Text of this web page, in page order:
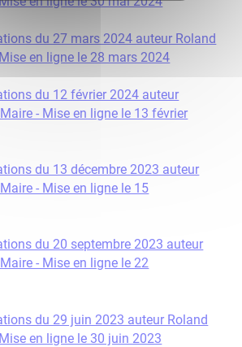
du 27 mars 2024 auteur Roland
en ligne le 28 mars 2024
du 12 février 2024 auteur
- Mise en ligne le 13 février
du 13 décembre 2023 auteur
- Mise en ligne le 15
du 20 septembre 2023 auteur
- Mise en ligne le 22
du 29 juin 2023 auteur Roland
en ligne le 30 juin 2023